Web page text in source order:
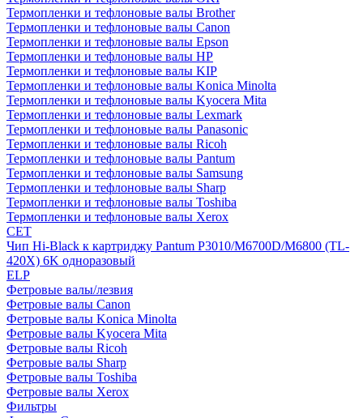
Термопленки и тефлоновые валы Brother
Термопленки и тефлоновые валы Canon
Термопленки и тефлоновые валы Epson
Термопленки и тефлоновые валы HP
Термопленки и тефлоновые валы KIP
Термопленки и тефлоновые валы Konica Minolta
Термопленки и тефлоновые валы Kyocera Mita
Термопленки и тефлоновые валы Lexmark
Термопленки и тефлоновые валы Panasonic
Термопленки и тефлоновые валы Ricoh
Термопленки и тефлоновые валы Pantum
Термопленки и тефлоновые валы Samsung
Термопленки и тефлоновые валы Sharp
Термопленки и тефлоновые валы Toshiba
Термопленки и тефлоновые валы Xerox
CET
Чип Hi-Black к картриджу Pantum P3010/M6700D/M6800 (TL-
420X) 6K одноразовый
ELP
Фетровые валы/лезвия
Фетровые валы Canon
Фетровые валы Konica Minolta
Фетровые валы Kyocera Mita
Фетровые валы Ricoh
Фетровые валы Sharp
Фетровые валы Toshiba
Фетровые валы Xerox
Фильтры